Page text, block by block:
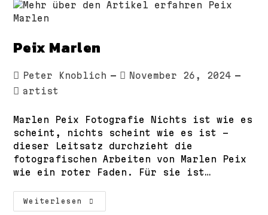
Peix Marlen
Beitrags-
Autor:
Peter Knoblich
Beitrag
November 26, 2024
Beitrags-
artist
Marlen Peix Fotografie Nichts ist wie es
scheint, nichts scheint wie es ist –
dieser Leitsatz durchzieht die
fotografischen Arbeiten von Marlen Peix
wie ein roter Faden. Für sie ist…
Weiterlesen
Peix
Marlen